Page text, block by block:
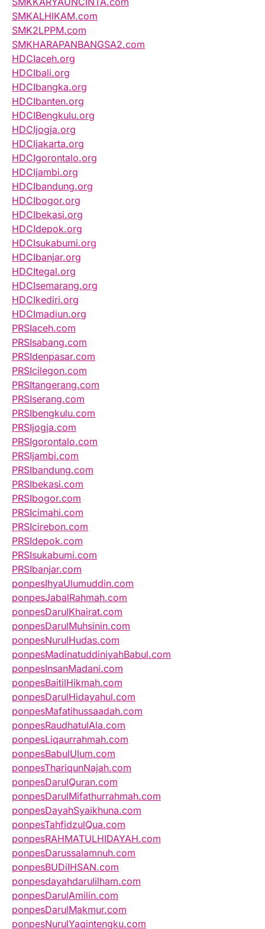
SMKALHIKAM.com
SMK2LPPM.com
SMKHARAPANBANGSA2.com
HDCIaceh.org
HDCIbali.org
HDCIbangka.org
HDCIbanten.org
HDCIBengkulu.org
HDCIjogja.org
HDCIjakarta.org
HDCIgorontalo.org
HDCIjambi.org
HDCIbandung.org
HDCIbogor.org
HDCIbekasi.org
HDCIdepok.org
HDCIsukabumi.org
HDCIbanjar.org
HDCItegal.org
HDCIsemarang.org
HDCIkediri.org
HDCImadiun.org
PRSIaceh.com
PRSIsabang.com
PRSIdenpasar.com
PRSIcilegon.com
PRSItangerang.com
PRSIserang.com
PRSIbengkulu.com
PRSIjogja.com
PRSIgorontalo.com
PRSIjambi.com
PRSIbandung.com
PRSIbekasi.com
PRSIbogor.com
PRSIcimahi.com
PRSIcirebon.com
PRSIdepok.com
PRSIsukabumi.com
PRSIbanjar.com
ponpesIhyaUlumuddin.com
ponpesJabalRahmah.com
ponpesDarulKhairat.com
ponpesDarulMuhsinin.com
ponpesNurulHudas.com
ponpesMadinatuddiniyahBabul.com
ponpesInsanMadani.com
ponpesBaitilHikmah.com
ponpesDarulHidayahul.com
ponpesMafatihussaadah.com
ponpesRaudhatulAla.com
ponpesLiqaurrahmah.com
ponpesBabulUlum.com
ponpesThariqunNajah.com
ponpesDarulQuran.com
ponpesDarulMifathurrahmah.com
ponpesDayahSyaikhuna.com
ponpesTahfidzulQua.com
ponpesRAHMATULHIDAYAH.com
ponpesDarussalamnuh.com
ponpesBUDiIHSAN.com
ponpesdayahdarulilham.com
ponpesDarulAmilin.com
ponpesDarulMakmur.com
ponpesNurulYaqintengku.com